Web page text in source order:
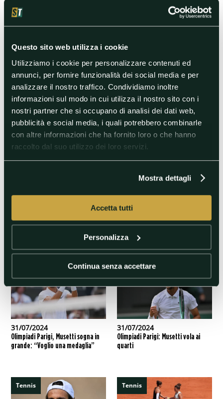
Questo sito web utilizza i cookie
Utilizziamo i cookie per personalizzare contenuti ed
annunci, per fornire funzionalità dei social media e per
analizzare il nostro traffico. Condividiamo inoltre
informazioni sul modo in cui utilizza il nostro sito con i
nostri partner che si occupano di analisi dei dati web,
pubblicità e social media, i quali potrebbero combinarle
con altre informazioni che ha fornito loro o che hanno
raccolto dal suo utilizzo dei loro servizi.
Mostra dettagli
Accetta tutti
Personalizza
Continua senza accettare
con un pareggio con almeno due gol
Tennis
Olimpiadi Parigi: game over per Rafa
Dopo il k.o. in singolare con Novak Djokovic, il campione
maiorchino saluta anche il torneo di doppio dove è stato
sconfitto nei quarti insieme a Carlos Alcaraz
31/07/2024
Olimpiadi Parigi, Musetti sogna in
grande: “Voglio una medaglia”
31/07/2024
Olimpiadi Parigi: Musetti vola ai
quarti
Tennis Tennis